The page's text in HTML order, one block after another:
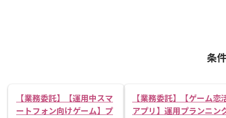
条
【業務委託】【運用中スマ
ートフォン向けゲーム】プ
【業務委託】【ゲーム恋
アプリ】運用プランニン